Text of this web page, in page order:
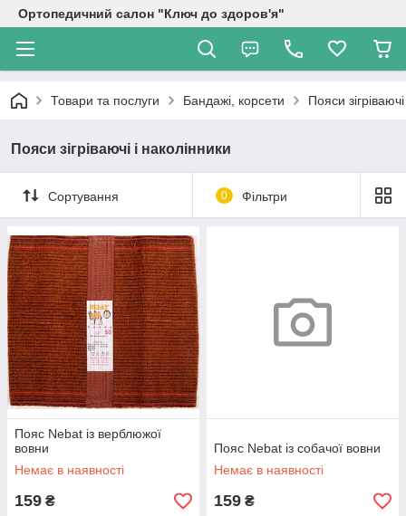
Ортопедичний салон "Ключ до здоров'я"
Товари та послуги Бандажі, корсети Пояси
Пояси зігріваючі і наколінники
Сортування 0 Фільтри
Пояс Nebat із верблюжої
вовни
Немає в наявності
159 ₴
Пояс Nebat із собачої вовни
Немає в наявності
159 ₴